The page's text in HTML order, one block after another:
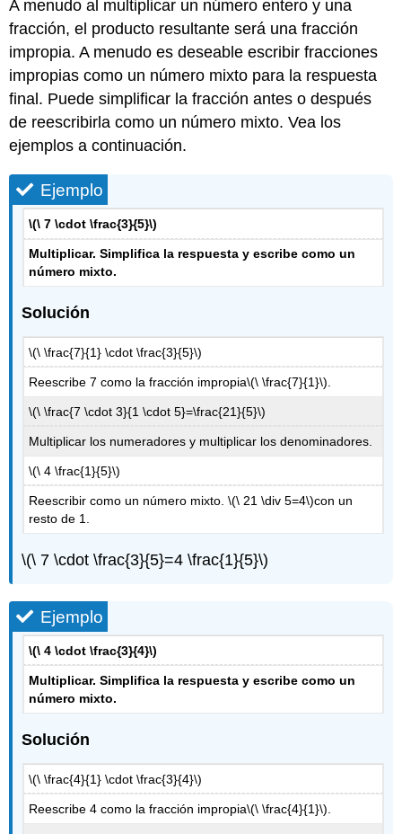
A menudo al multiplicar un número entero y una
fracción, el producto resultante será una fracción
impropia. A menudo es deseable escribir fracciones
impropias como un número mixto para la respuesta
final. Puede simplificar la fracción antes o después
de reescribirla como un número mixto. Vea los
ejemplos a continuación.
Ejemplo
\(\ 7 \cdot \frac{3}{5}\)
Multiplicar. Simplifica la respuesta y escribe como un
número mixto.
Solución
\(\ \frac{7}{1} \cdot \frac{3}{5}\)
Reescribe 7 como la fracción impropia\(\ \frac{7}{1}\).
\(\ \frac{7 \cdot 3}{1 \cdot 5}=\frac{21}{5}\)
Multiplicar los numeradores y multiplicar los denominadores.
\(\ 4 \frac{1}{5}\)
Reescribir como un número mixto.\(\ 21 \div 5=4\)con un
resto de 1.
\(\ 7 \cdot \frac{3}{5}=4 \frac{1}{5}\)
Ejemplo
\(\ 4 \cdot \frac{3}{4}\)
Multiplicar. Simplifica la respuesta y escribe como un
número mixto.
Solución
\(\ \frac{4}{1} \cdot \frac{3}{4}\)
Reescribe 4 como la fracción impropia\(\ \frac{4}{1}\)